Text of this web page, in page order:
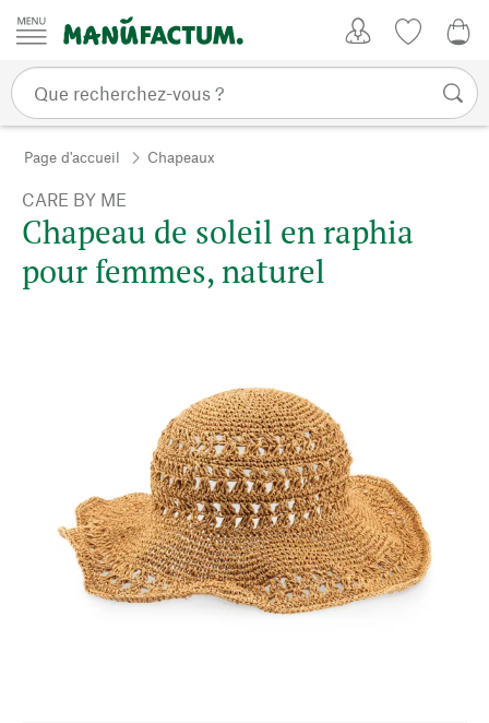
Passer au contenu
Page d'accueil Chapeaux
CARE BY ME
Chapeau de soleil en raphia
pour femmes, naturel